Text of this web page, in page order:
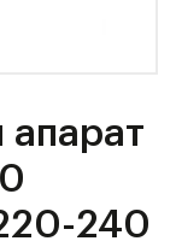
апарат
240